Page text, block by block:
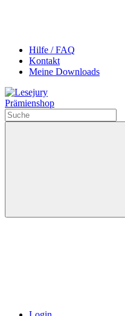
Hilfe / FAQ
Kontakt
Meine Downloads
Prämienshop